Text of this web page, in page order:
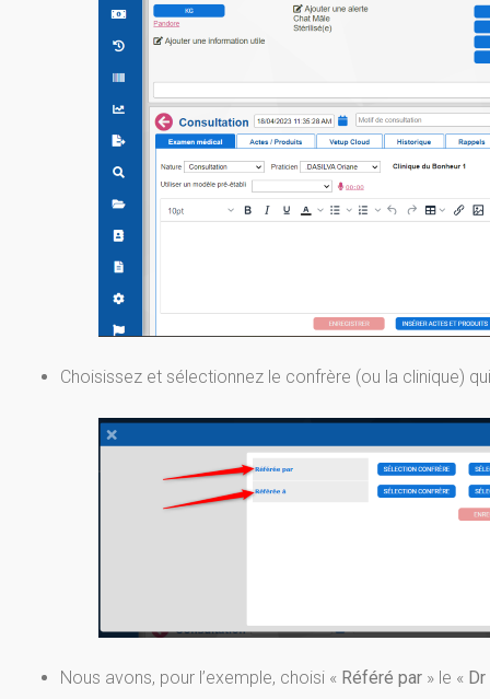
Choisissez et sélectionnez le confrère (ou la clinique)
Nous avons, pour l’exemple, choisi « Référé par » le «